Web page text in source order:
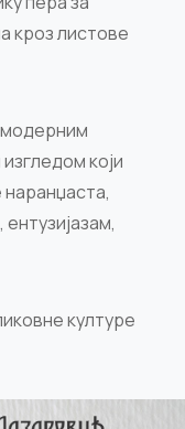
кроз листове
који
наранџаста,
културе